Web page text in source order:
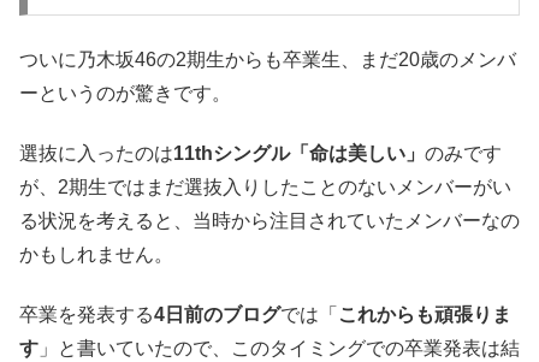
ついに乃木坂46の2期生からも卒業生、まだ20歳のメンバ
ーというのが驚きです。
選抜に入ったのは11thシングル「命は美しい」 のみです
が、2期生ではまだ選抜入りしたことのないメンバーがい
る状況を考えると、当時から注目されていたメンバーなの
かもしれません。
卒業を発表する4日前のブログでは「 これからも頑張りま
す 」と書いていたので、このタイミングでの卒業発表は結